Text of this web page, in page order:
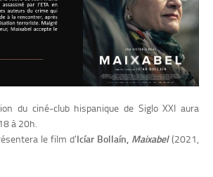
du ciné-club hispanique de Siglo XXI aura
à 20h.
le film d'Icíar Bollaín, Maixabel (2021,